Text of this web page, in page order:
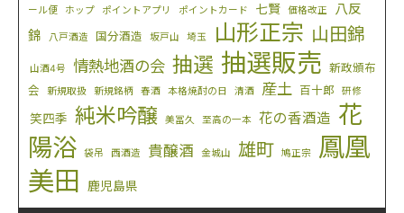
ール便
ホップ ポイントアプリ ポイントカード 七賢 価格改正
八反
錦
八戸酒造 国分酒造 坂戸山 埼玉 山形正宗 山田錦
山酒4号 情熱地酒の会 抽選 抽選販売 新政頒布
会
新規取扱 新規銘柄 春酒 本格焼酎の日 清酒 産土 百十郎 研修
笑四季 純米吟醸 美冨久 至高の一本 花の香酒造 花
陽浴
袋吊 西酒造 貴醸酒 金城山 雄町 鳩正宗
鳳凰
美田
鹿児島県